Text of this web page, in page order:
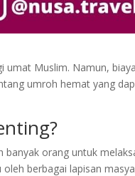
Muslim. Namun,
umroh hemat yang
orang untuk
berbagai lapisan